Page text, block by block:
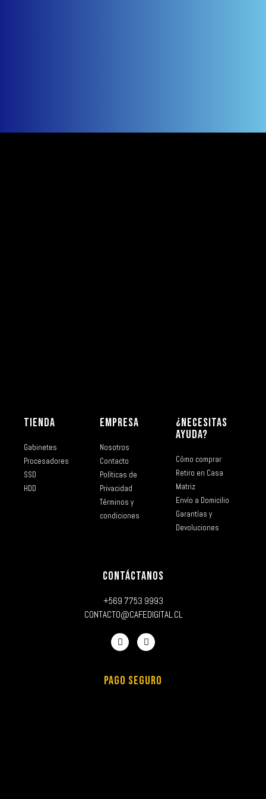
TIENDA
Gabinetes
Procesadores
SSD
HDD
EMPRESA
Nosotros
Contacto
Políticas de
Privacidad
Términos y
condiciones
¿NECESITAS
AYUDA?
Cómo comprar
Retiro en Casa
Matriz
Envío a Domicilio
Garantías y
Devoluciones
CONTÁCTANOS
+569 7753 9993
CONTACTO@CAFEDIGITAL.CL
PAGO SEGURO